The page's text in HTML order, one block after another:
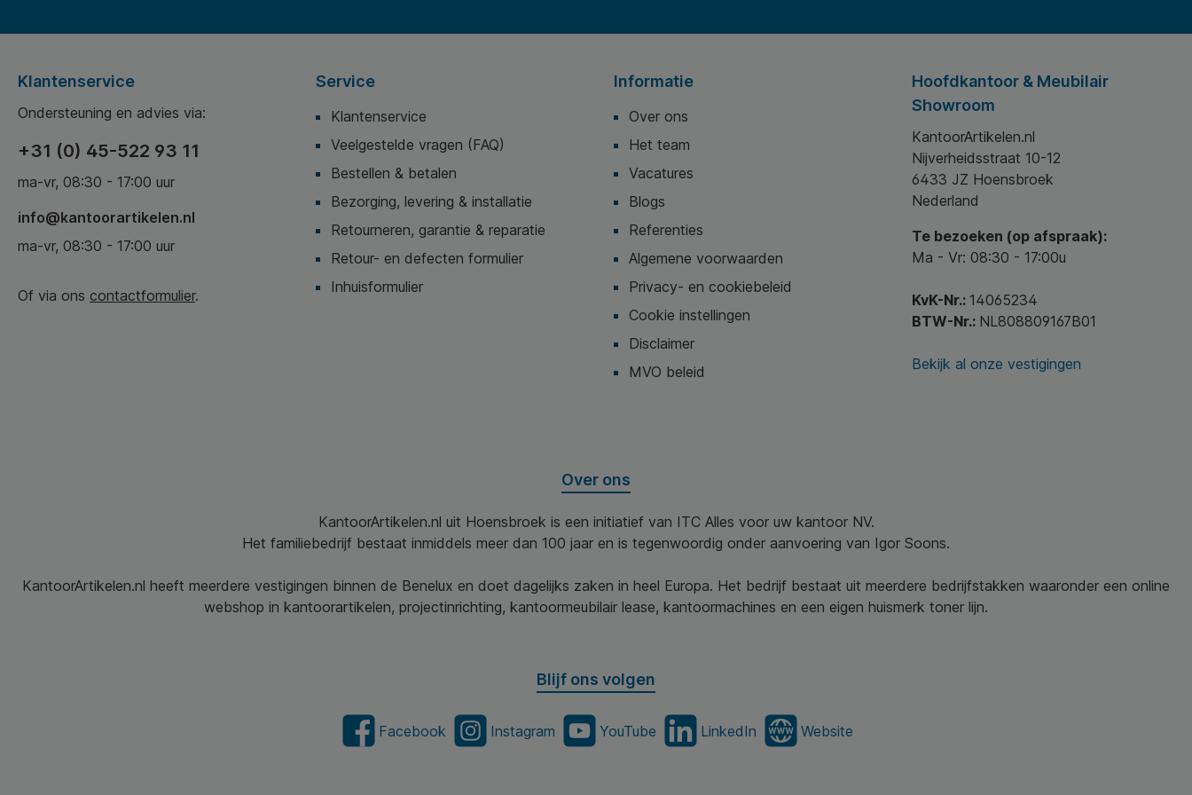
één van de 3 hoogte-instellingen 125mm, 135mm of
behoeften te voldoen. * Rubberen
beschermen de vloer. * Gemaakt van 80% post-
wanneer het volledig gedemonteerd is in de
Klantenservice
Ondersteuning en advies via:
+31 (0) 45-522 93 11
ma-vr, 08:30 - 17:00 uur
info@kantoorartikelen.nl
ma-vr, 08:30 - 17:00 uur
Of via ons contactformulier.
Service
Klantenservice
Veelgestelde vragen (FAQ)
Bestellen & betalen
Bezorging, levering & installatie
Retourneren, garantie & reparatie
Retour- en defecten formulier
Inhuisformulier
Informatie
Over ons
Het team
Vacatures
Blogs
Referenties
Algemene voorwaarden
Privacy- en cookiebeleid
Cookie instellingen
Disclaimer
MVO beleid
Hoofdkantoor & Meubilair
Showroom
KantoorArtikelen.nl
Nijverheidsstraat 10-12
6433 JZ Hoensbroek
Nederland
Te bezoeken (op afspraak):
Ma - Vr: 08:30 - 17:00u
KvK-Nr.: 14065234
BTW-Nr.: NL808809167B01
Bekijk al onze vestigingen
Over ons
KantoorArtikelen.nl uit Hoensbroek is een initiatief van ITC Alles voor uw kantoor NV.
Het familiebedrijf bestaat inmiddels meer dan 100 jaar en is tegenwoordig onder aanvoering van Igor Soons.
KantoorArtikelen.nl heeft meerdere vestigingen binnen de Benelux en doet dagelijks zaken in heel Europa. Het bedrijf bestaat uit meerdere bedrijfstakken waaronder een online
webshop in kantoorartikelen, projectinrichting, kantoormeubilair lease, kantoormachines en een eigen huismerk toner lijn.
Blijf ons volgen
Facebook Instagram YouTube LinkedIn Website